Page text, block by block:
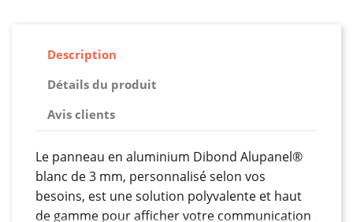
Description
Détails du produit
Avis clients
Le panneau en aluminium Dibond Alupanel®
blanc de 3 mm, personnalisé selon vos
besoins, est une solution polyvalente et haut
de gamme pour afficher votre communication